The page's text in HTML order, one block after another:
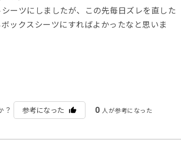
ーツにしましたが、この先毎日ズレを直した
ックスシーツにすればよかったなと思いま
？ 参考になった 0 人が参考になった